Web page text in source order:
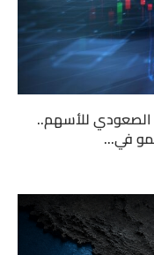
الصعودي للأسهم..
في...